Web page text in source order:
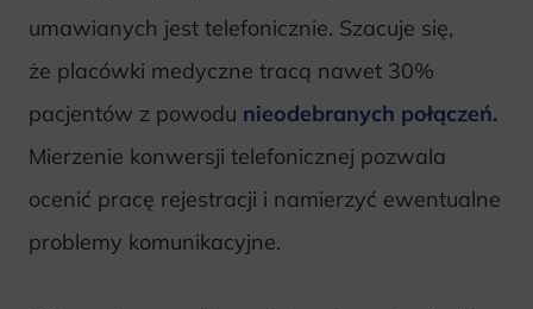
umawianych jest telefonicznie. Szacuje się,
że placówki medyczne tracą nawet 30%
pacjentów z powodu nieodebranych połączeń.
Mierzenie konwersji telefonicznej pozwala
ocenić pracę rejestracji i namierzyć ewentualne
problemy komunikacyjne.